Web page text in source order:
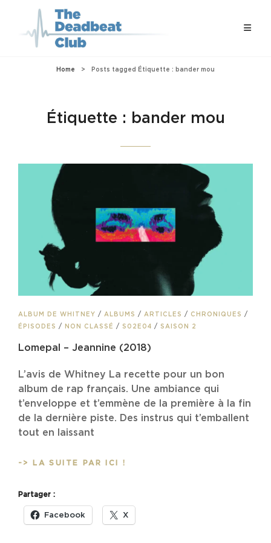
Home > Posts tagged Étiquette : bander mou
Étiquette : bander mou
CAT
LINKS
ALBUM DE WHITNEY / ALBUMS / ARTICLES / CHRONIQUES /
ÉPISODES / NON CLASSÉ / S02E04 / SAISON 2
Lomepal – Jeannine (2018)
L’avis de Whitney La recette pour un bon
album de rap français. Une ambiance qui
t’enveloppe et t’emmène de la première à la fin
de la dernière piste. Des instrus qui t’emballent
tout en laissant
-> LA SUITE PAR ICI !
Partager :
Facebook X